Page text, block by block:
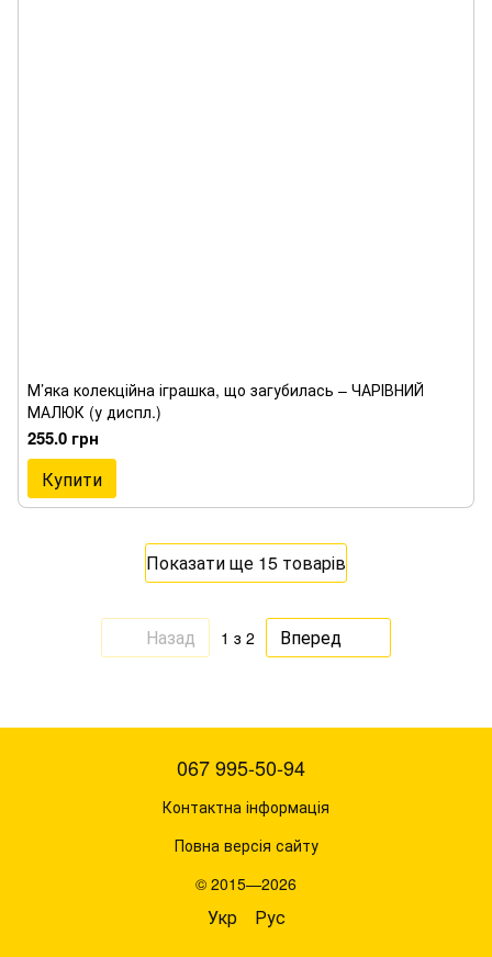
М’яка колекційна іграшка, що загубилась – ЧАРІВНИЙ
МАЛЮК (у диспл.)
255.0 грн
Купити
Показати ще 15 товарів
Назад 1 з 2 Вперед
067 995-50-94
Контактна інформація
Повна версія сайту
© 2015—2026
Укр Рус